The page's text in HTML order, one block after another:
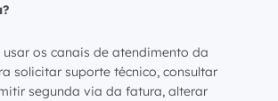
usar os canais de atendimento da
solicitar suporte técnico, consultar
segunda via da fatura, alterar